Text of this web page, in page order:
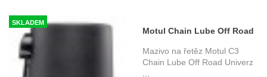
SKLADEM
Motul Chain Lube Off Road
C3 0,4 L
Mazivo na řetěz Motul C3
Chain Lube Off Road Univerz